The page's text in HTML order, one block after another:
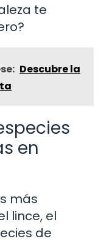
te
Descubre la
en
más
lince, el
de